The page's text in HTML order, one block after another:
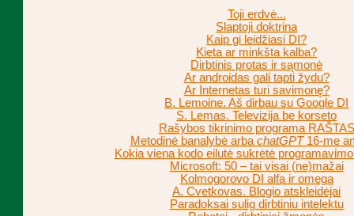
Toji erdvė...
Slaptoji doktrina
Kaip gi leidžiasi DI?
Kieta ar minkšta kalba?
Dirbtinis protas ir sąmonė
Ar androidas gali tapti žydu?
Ar Internetas turi savimonę?
B. Lemoine. Aš dirbau su Google DI
S. Lemas. Televizija be korseto
Rašybos tikrinimo programa RAŠTAS
Metodinė banalybė arba chatGPT16-me
Kokia viena kodo eilutė sukrėtė
Microsoft: 50 – tai visai (ne)mažai
Kolmogorovo DI alfa ir omega
A. Cvetkovas. Blogio atskleidėjai
Paradoksai sulig dirbtiniu intelektu